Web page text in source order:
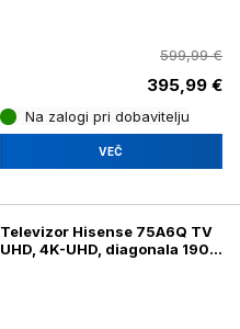
599,99 €
395,99 €
Na zalogi pri dobavitelju
VEČ
Televizor Hisense 75A6Q TV
UHD, 4K-UHD, diagonala 190